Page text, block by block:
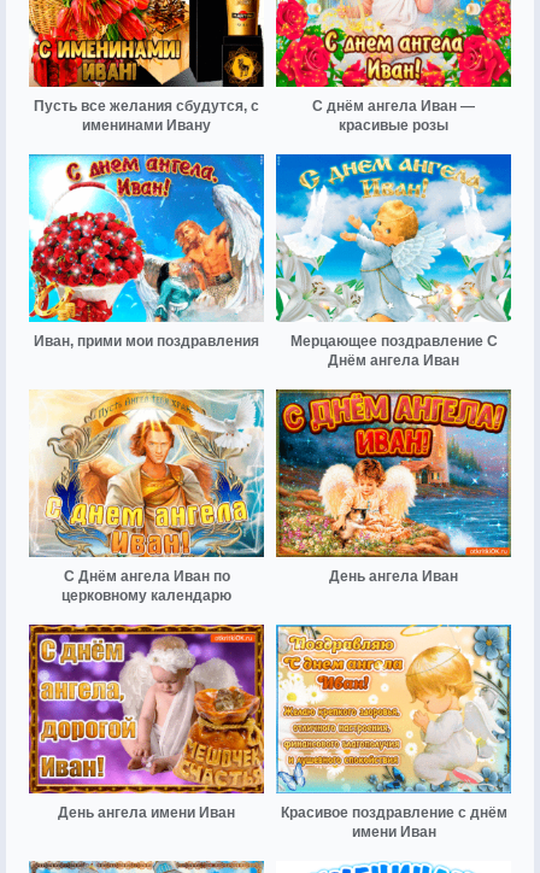
Пусть все желания сбудутся, с
именинами Ивану
С днём ангела Иван —
красивые розы
Иван, прими мои поздравления
Мерцающее поздравление С
Днём ангела Иван
С Днём ангела Иван по
церковному календарю
День ангела Иван
День ангела имени Иван
Красивое поздравление с днём
имени Иван